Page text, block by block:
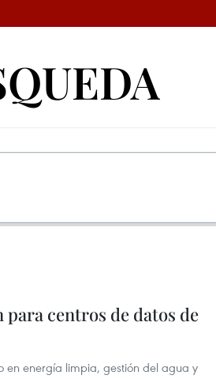
centros de datos de
en energía limpia, gestión del agua y